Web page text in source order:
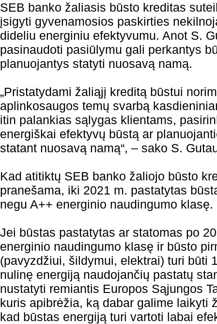
SEB banko žaliasis būsto kreditas
įsigyti gyvenamosios paskirties
dideliu energiniu efektyvumu. Anot S.
pasinaudoti pasiūlymu gali perkantys
planuojantys statyti nuosavą namą.
„Pristatydami žaliąjį kreditą būstui
aplinkosaugos temų svarbą
itin palankias sąlygas klientams,
energiškai efektyvų būstą ar
statant nuosavą namą“, – sako S.
Kad atitiktų SEB banko žaliojo būsto
pranešama, iki 2021 m. pastatytas
negu A++ energinio naudingumo klasę.
Jei būstas pastatytas ar statomas po
energinio naudingumo klasę ir būsto
(pavyzdžiui, šildymui, elektrai) turi būti
nulinę energiją naudojančių pastatų
nustatyti remiantis Europos Sąjungos
kuris apibrėžia, ką dabar galime laikyti
kad būstas energiją turi vartoti labai